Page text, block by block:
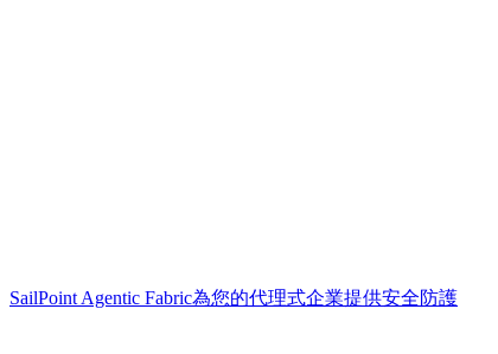
SailPoint Agentic Fabric為您的代理式企業提供安全防護